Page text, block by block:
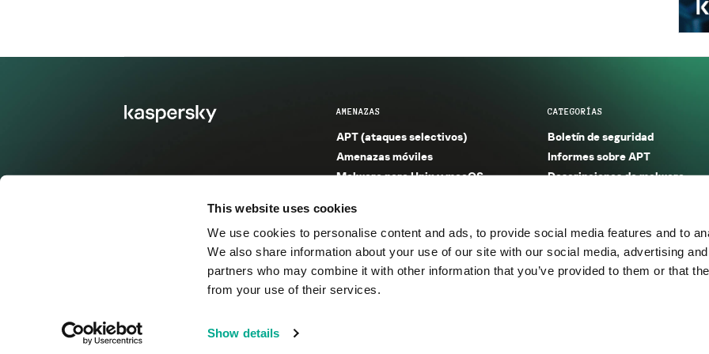
This website uses cookies
We use cookies to personalise content and ads, to provide social media features and to
We also share information about your use of our site with our social media, advertising
partners who may combine it with other information that you’ve provided to them or that
from your use of their services.
Show details
AMENAZAS
APT (ataques selectivos)
Amenazas móviles
Malware para Unix y macOS
Entorno seguro (IoT)
Amenazas financieras
Amenazas industriales
Spam y phishing
CATEGORÍAS
Boletín de seguridad
Informes sobre APT
Descripciones de malware
Informes sobre spam y
Publicaciones
Incidentes
© 2026 AO Kaspersky Lab. Todos los derechos reservados.